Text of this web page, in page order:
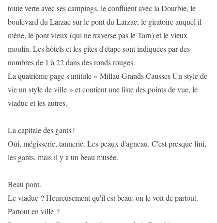
toute verte avec ses campings, le confluent avec la Dourbie, le
boulevard du Larzac sur le pont du Larzac, le giratoire auquel il
mène, le pont vieux (qui ne traverse pas le Tarn) et le vieux
moulin. Les hôtels et les gîtes d'étape sont indiquées par des
nombres de 1 à 22 dans des ronds rouges.
La quatrième page s'intitule « Millau Grands Causses Un style de
vie un style de ville » et contient une liste des points de vue, le
viaduc et les autres.
La capitale des gants?
Oui, mégisserie, tannerie. Les peaux d'agneau. C'est presque fini,
les gants, mais il y a un beau musée.
Beau pont.
Le viaduc ? Heureusement qu'il est beau: on le voit de partout.
Partout en ville ?